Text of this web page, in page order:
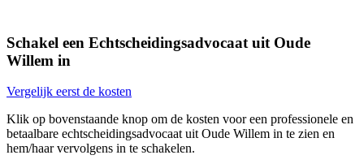
Schakel een Echtscheidingsadvocaat uit Oude
Willem in
Vergelijk eerst de kosten
Klik op bovenstaande knop om de kosten voor een professionele en
betaalbare echtscheidingsadvocaat uit Oude Willem in te zien en
hem/haar vervolgens in te schakelen.